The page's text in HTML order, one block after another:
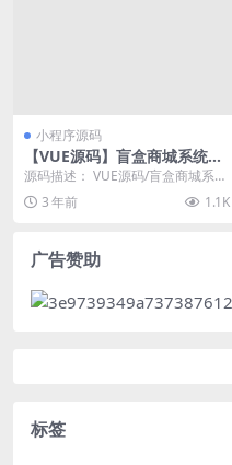
小程序源码
【VUE源码】盲盒商城系统盲
盒抽奖源码盲盒H5小程序VUE
源码
源码描述： VUE源码/盲盒商城系
统/盲盒H5小程序/盲盒抽奖源码 这
个跟上次发...
3 年前 1.1K
广告赞助
标签